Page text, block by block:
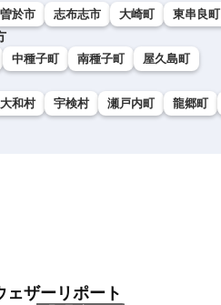
曽於市 志布志市 大崎町 東串良町
中種子町 南種子町 屋久島町
大和村 宇検村 瀬戸内町 龍郷町
ェザーリポート